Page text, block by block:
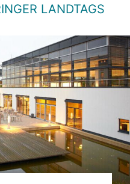
LANDTAGS